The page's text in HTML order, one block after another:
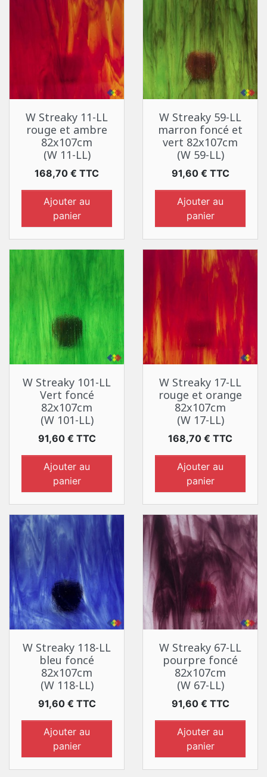
W Streaky 11-LL
rouge et ambre
82x107cm
(W 11-LL)
Prix
168,70 € TTC
Ajouter au
panier
W Streaky 59-LL
marron foncé et
vert 82x107cm
(W 59-LL)
Prix
91,60 € TTC
Ajouter au
panier
W Streaky 101-LL
Vert foncé
82x107cm
(W 101-LL)
Prix
91,60 € TTC
Ajouter au
panier
W Streaky 17-LL
rouge et orange
82x107cm
(W 17-LL)
Prix
168,70 € TTC
Ajouter au
panier
W Streaky 118-LL
bleu foncé
82x107cm
(W 118-LL)
Prix
91,60 € TTC
Ajouter au
panier
W Streaky 67-LL
pourpre foncé
82x107cm
(W 67-LL)
Prix
91,60 € TTC
Ajouter au
panier